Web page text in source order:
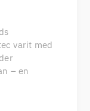
varit med
– en